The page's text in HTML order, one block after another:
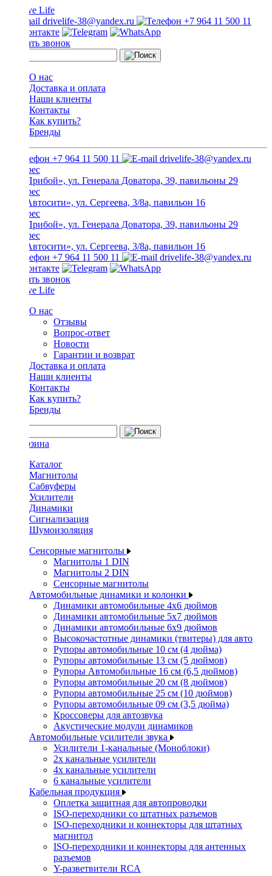
drivelife-38@yandex.ru +7 964 11 500 11
Заказать звонок
О нас
Доставка и оплата
Наши клиенты
Контакты
Как купить?
Бренды
+7 964 11 500 11 drivelife-38@yandex.ru
ТЦ «Прибой», ул. Генерала Доватора, 39, павильоны 29
ТЦ «Автосити», ул. Сергеева, 3/8а, павильон 16
ТЦ «Прибой», ул. Генерала Доватора, 39, павильоны 29
ТЦ «Автосити», ул. Сергеева, 3/8а, павильон 16
+7 964 11 500 11
drivelife-38@yandex.ru
Заказать звонок
О нас
Отзывы
Вопрос-ответ
Новости
Гарантии и возврат
Доставка и оплата
Наши клиенты
Контакты
Как купить?
Бренды
Каталог
Магнитолы
Сабвуферы
Усилители
Динамики
Сигнализация
Шумоизоляция
Сенсорные магнитолы
Магнитолы 1 DIN
Магнитолы 2 DIN
Сенсорные магнитолы
Автомобильные динамики и колонки
Динамики автомобильные 4x6 дюймов
Динамики автомобильные 5x7 дюймов
Динамики автомобильные 6x9 дюймов
Высокочастотные динамики (твитеры) для авто
Рупоры автомобильные 10 см (4 дюйма)
Рупоры автомобильные 13 см (5 дюймов)
Рупоры Автомобильные 16 см (6,5 дюймов)
Рупоры автомобильные 20 см (8 дюймов)
Рупоры автомобильные 25 см (10 дюймов)
Рупоры автомобильные 09 см (3,5 дюйма)
Кроссоверы для автозвука
Акустические модули динамиков
Автомобильные усилители звука
Усилители 1-канальные (Моноблоки)
2х канальные усилители
4х канальные усилители
6 канальные усилители
Кабельная продукция
Оплетка защитная для автопроводки
ISO-переходники со штатных разъемов
ISO-переходники и коннекторы для штатных
магнитол
ISO-переходники и коннекторы для антенных
разъемов
Y-разветвители RCA